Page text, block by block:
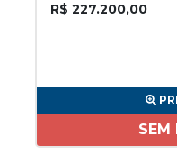
R$ 227.200,00
SEM